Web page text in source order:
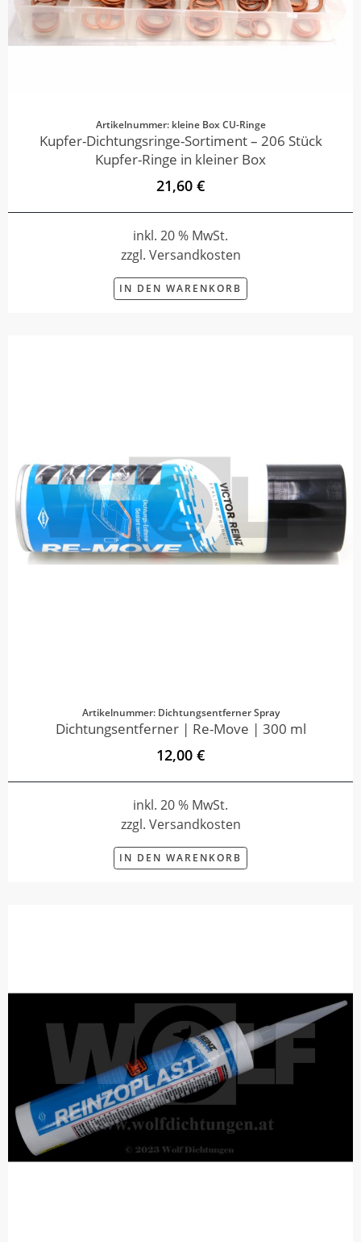
Artikelnummer: kleine Box CU-Ringe
Kupfer-Dichtungsringe-Sortiment – 206 Stück
Kupfer-Ringe in kleiner Box
21,60 €
inkl. 20 % MwSt.
zzgl. Versandkosten
IN DEN WARENKORB
Artikelnummer: Dichtungsentferner Spray
Dichtungsentferner | Re-Move | 300 ml
12,00 €
inkl. 20 % MwSt.
zzgl. Versandkosten
IN DEN WARENKORB